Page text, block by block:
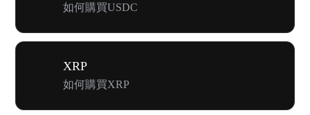
如何購買USDC
XRP
如何購買XRP